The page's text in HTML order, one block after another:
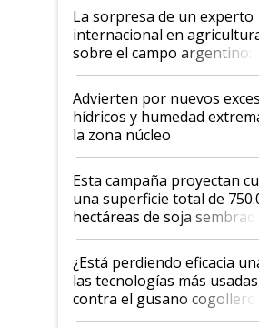
La sorpresa de un experto
internacional en
sobre el campo argentino:
"Estoy muy impresionado"
Advierten por nuevos
hídricos y humedad
la zona núcleo
Esta campaña proyectan
una superficie total de
hectáreas de soja
con una nueva generación
variedades que marcan un
salto tecnológico en
rendimiento
¿Está perdiendo eficacia
las tecnologías más usadas
contra el gusano cogollero?
desafío de una tecnología